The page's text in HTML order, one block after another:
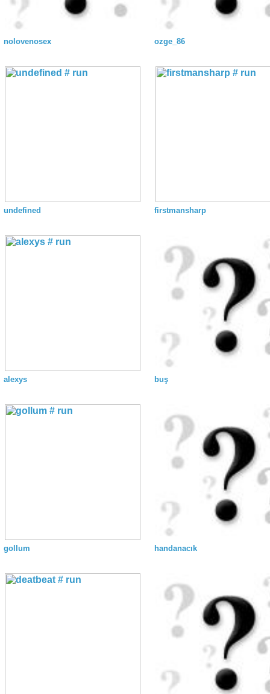
nolovenosex ozge_86
undefined firstmansharp
alexys buş
gollum handanacık